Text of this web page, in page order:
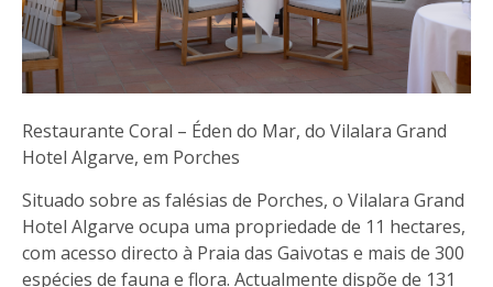
Restaurante Coral – Éden do Mar, do Vilalara Grand
Hotel Algarve, em Porches
Situado sobre as falésias de Porches, o Vilalara Grand
Hotel Algarve ocupa uma propriedade de 11 hectares,
com acesso directo à Praia das Gaivotas e mais de 300
espécies de fauna e flora. Actualmente dispõe de 131